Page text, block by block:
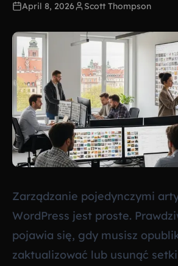
April 8, 2026 Scott Thompson
Zarządzanie pojedynczymi
WordPress jest proste.
pojawia się, gdy musisz
zaktualizować lub usunąć